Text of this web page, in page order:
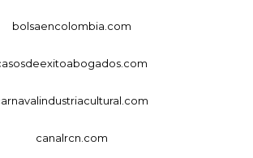
bolsaencolombia.com
canalrcn.com